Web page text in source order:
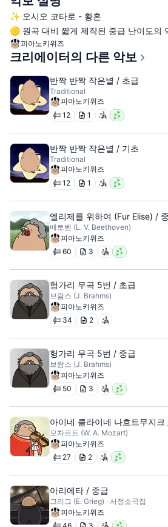
✨ 오시오 코타로 - 황혼
🟡 원곡 대비 짧게 제작된 중급 난이도의
피아노키위즈
크리에이터의 다른 악보
반짝 반짝 작은별 / 초급
Traditional
피아노키위즈
12 1
반짝 반짝 작은별 / 기초
Traditional
피아노키위즈
12 1
엘리제를 위하여 (Fur Elise) /
베토벤 (L. V. Beethoven)
피아노키위즈
60 3
헝가리 무곡 5번 / 초급
브람스 (J. Brahms)
피아노키위즈
34 2
헝가리 무곡 5번 / 중급
브람스 (J. Brahms)
피아노키위즈
50 3
아이네 클라이네 나흐트무지크
모차르트 (W. A. Mozart)
피아노키위즈
27 2
아리에타 / 중급
그리그 (E. Grieg) · 서정소곡집
피아노키위즈